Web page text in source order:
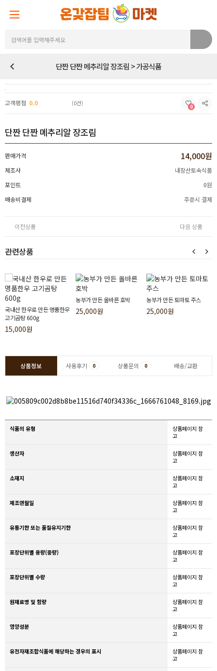
단짠 단짠 메추리알 장조림 > 가공식품
고객평점 0.0 (0건) 0
단짠 단짠 메추리알 장조림
판매가격 14,000원
제조사
내장산토속식품
포인트
0원
배송비결제
주문시 결제
이전상품 다음 상품
관련상품
국내산 한우로 만든 명품한우
고기곰탕 600g
15,000원
농부가 만든 올바른 호박
25,000원
농부가 만든 토마토 주스
25,000원
상품정보 사용후기 0 상품문의 0 배송/교환
식품의 유형
상품페이지 참
고
생산자
상품페이지 참
고
소재지
상품페이지 참
고
제조연월일
상품페이지 참
고
유통기한 또는 품질유지기한
상품페이지 참
고
포장단위별 용량(중량)
상품페이지 참
고
포장단위별 수량
상품페이지 참
고
원재료명 및 함량
상품페이지 참
고
영양성분
상품페이지 참
고
유전자재조합식품에 해당하는 경우의 표시
상품페이지 참
고